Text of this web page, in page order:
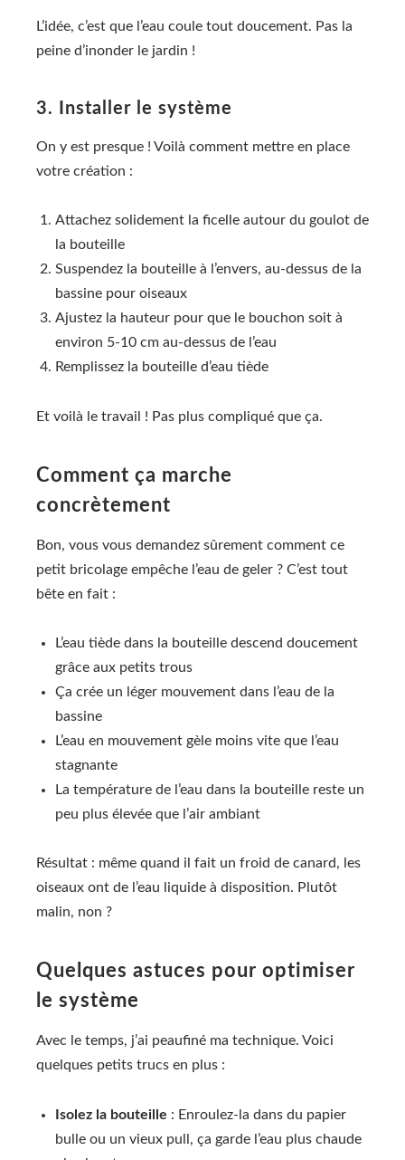
L’idée, c’est que l’eau coule tout doucement. Pas la
peine d’inonder le jardin !
3. Installer le système
On y est presque ! Voilà comment mettre en place
votre création :
Attachez solidement la ficelle autour du goulot de
la bouteille
Suspendez la bouteille à l’envers, au-dessus de la
bassine pour oiseaux
Ajustez la hauteur pour que le bouchon soit à
environ 5-10 cm au-dessus de l’eau
Remplissez la bouteille d’eau tiède
Et voilà le travail ! Pas plus compliqué que ça.
Comment ça marche
concrètement
Bon, vous vous demandez sûrement comment ce
petit bricolage empêche l’eau de geler ? C’est tout
bête en fait :
L’eau tiède dans la bouteille descend doucement
grâce aux petits trous
Ça crée un léger mouvement dans l’eau de la
bassine
L’eau en mouvement gèle moins vite que l’eau
stagnante
La température de l’eau dans la bouteille reste un
peu plus élevée que l’air ambiant
Résultat : même quand il fait un froid de canard, les
oiseaux ont de l’eau liquide à disposition. Plutôt
malin, non ?
Quelques astuces pour optimiser
le système
Avec le temps, j’ai peaufiné ma technique. Voici
quelques petits trucs en plus :
Isolez la bouteille : Enroulez-la dans du papier
bulle ou un vieux pull, ça garde l’eau plus chaude